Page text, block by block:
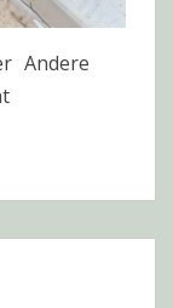
Andere